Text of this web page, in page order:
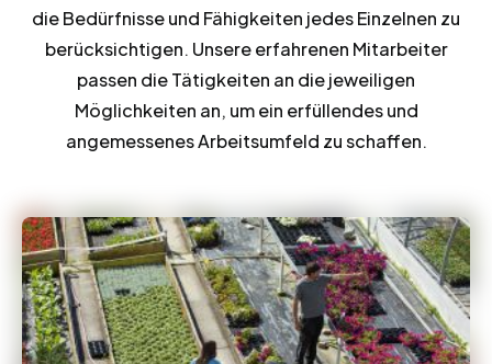
die Bedürfnisse und Fähigkeiten jedes Einzelnen zu
berücksichtigen. Unsere erfahrenen Mitarbeiter
passen die Tätigkeiten an die jeweiligen
Möglichkeiten an, um ein erfüllendes und
angemessenes Arbeitsumfeld zu schaffen.